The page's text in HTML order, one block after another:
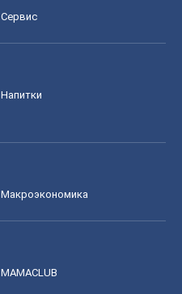
Сервис
Напитки
Mакроэкономика
MAMACLUB